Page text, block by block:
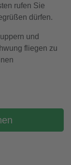
rufen Sie
dürfen.
und
fliegen zu